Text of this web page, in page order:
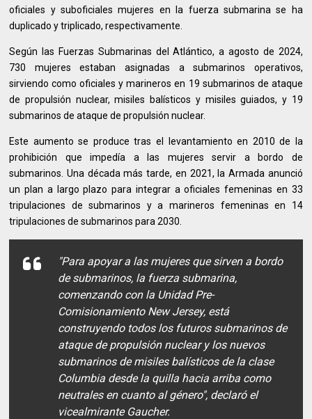
oficiales y suboficiales mujeres en la fuerza submarina se ha
duplicado y triplicado, respectivamente.
Según las Fuerzas Submarinas del Atlántico, a agosto de 2024,
730 mujeres estaban asignadas a submarinos operativos,
sirviendo como oficiales y marineros en 19 submarinos de ataque
de propulsión nuclear, misiles balísticos y misiles guiados, y 19
submarinos de ataque de propulsión nuclear.
Este aumento se produce tras el levantamiento en 2010 de la
prohibición que impedía a las mujeres servir a bordo de
submarinos. Una década más tarde, en 2021, la Armada anunció
un plan a largo plazo para integrar a oficiales femeninas en 33
tripulaciones de submarinos y a marineros femeninas en 14
tripulaciones de submarinos para 2030.
"Para apoyar a las mujeres que sirven a bordo
de submarinos, la fuerza submarina,
comenzando con la Unidad Pre-
Comisionamiento New Jersey, está
construyendo todos los futuros submarinos de
ataque de propulsión nuclear y los nuevos
submarinos de misiles balísticos de la clase
Columbia desde la quilla hacia arriba como
neutrales en cuanto al género", declaró el
vicealmirante Gaucher.